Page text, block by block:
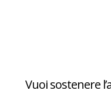
Vuoi sostenere